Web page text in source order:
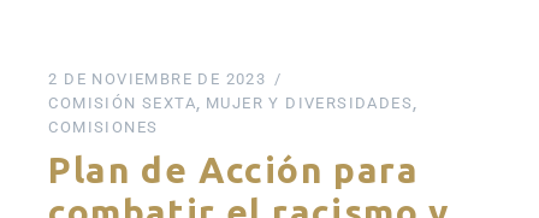
2 DE NOVIEMBRE DE 2023
COMISIÓN SEXTA
MUJER Y DIVERSIDADES
COMISIONES
Plan de Acción para